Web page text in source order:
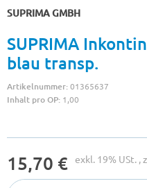
SUPRIMA GMBH
SUPRIMA
blau transp.
Artikelnummer:01365637
Inhalt pro OP: 1,00
15,70 € exkl. 19% USt. ,